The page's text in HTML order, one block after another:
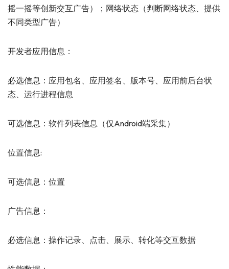
摇一摇等创新交互广告）；网络状态（判断网络状态、提供
不同类型广告）
开发者应用信息：
必选信息：应用包名、应用签名、版本号、应用前后台状
态、运行进程信息
可选信息：软件列表信息（仅Android端采集）
位置信息:
可选信息：位置
广告信息：
必选信息：操作记录、点击、展示、转化等交互数据